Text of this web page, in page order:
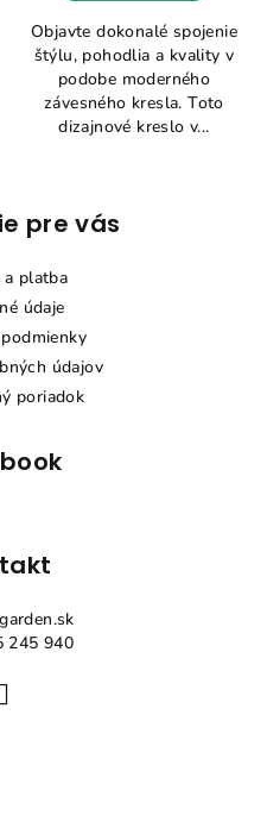
Objavte dokonalé spojenie
štýlu, pohodlia a kvality v
podobe moderného
závesného kresla. Toto
dizajnové kreslo v...
pre vás
a platba
údaje
údajov
poriadok
245 940